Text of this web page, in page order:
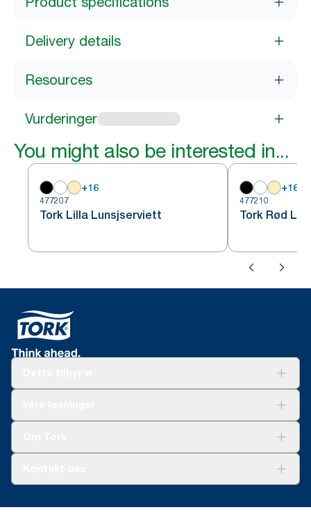
Delivery details
Resources
Vurderinger
You might also be interested in...
+16
477207
Tork Lilla Lunsjserviett
+16
477210
Tork Rød